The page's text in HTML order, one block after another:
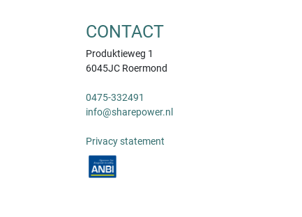
CONTACT
Produktieweg 1
6045JC Roermond
0475-332491
info@sharepower.nl
Privacy statement